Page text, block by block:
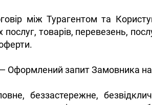
між Турагентом та
послуг, товарів, перевезень,
Оформлений запит Замовника на
беззастережне,